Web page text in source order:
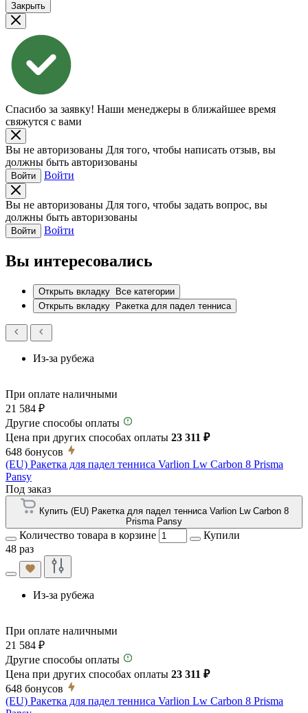
Закрыть
Спасибо за заявку! Наши менеджеры в ближайшее время
свяжутся с вами
Вы не авторизованы Для того, чтобы написать отзыв, вы
должны быть авторизованы
Войти Войти
Вы не авторизованы Для того, чтобы задать вопрос, вы
должны быть авторизованы
Войти Войти
Вы интересовались
Открыть вкладку
Все категории
Открыть вкладку
Ракетка для падел тенниса
Из-за рубежа
При оплате наличными
21 584 ₽
Другие способы оплаты
Цена при других способах оплаты 23 311 ₽
648 бонусов
(EU) Ракетка для падел тенниса Varlion Lw Carbon 8 Prisma
Pansy
Под заказ
Купить (EU) Ракетка для падел тенниса Varlion Lw Carbon 8
Prisma Pansy
Количество товара в корзине
Купили
48 раз
Из-за рубежа
При оплате наличными
21 584 ₽
Другие способы оплаты
Цена при других способах оплаты 23 311 ₽
648 бонусов
(EU) Ракетка для падел тенниса Varlion Lw Carbon 8 Prisma